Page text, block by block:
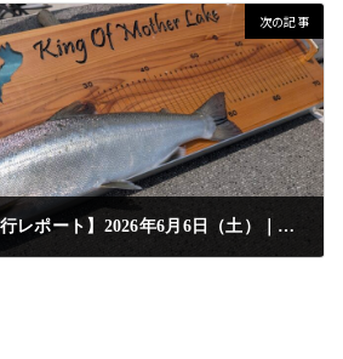
次の記事
【琵琶湖ビワマス釣行レポート】2026年6月6日（土）｜初めてのビワマス釣りでリミット達成